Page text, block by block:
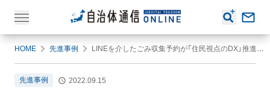
HOME 先進事例 LINEを介したごみ収集予約が「住民視点のDX」推進の起点に
先進事例 2022.09.15